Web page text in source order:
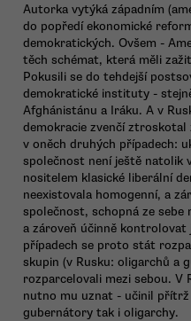
Autorka vytýká západním
do popředí ekonomické
demokratických. Ovšem -
těch schémat, která měli
Pokusili se do tehdejší
demokratické instituty -
Afghánistánu a Iráku. A v
demokracie zvenčí
v oněch druhých případech:
společnost není ještě natolik
nositelem klasické liberální
neexistovala homogenní, a
společnost, schopná ze
a zároveň účinně kontrolovat
případech se proto stát
skupin (v Rusku: oligarchů a
rozparcelovali mezi sebou.
nutno mu uznat - učinil
gubernátory tak i oligarchy.